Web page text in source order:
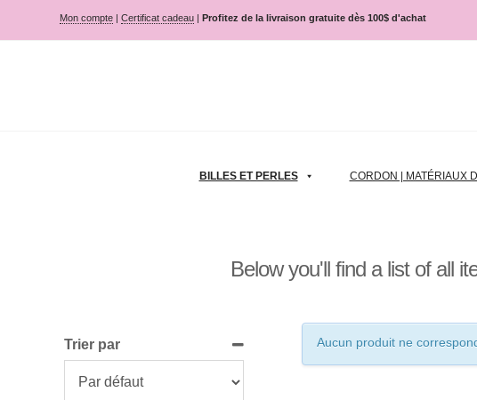
Mon compte |Certificat cadeau |Profitez de la livraison gratuite dès 100$ d'achat
BILLES ET PERLES CORDON | MATÉRIAUX
Below you'll find a list of all
Aucun produit ne
Trier par